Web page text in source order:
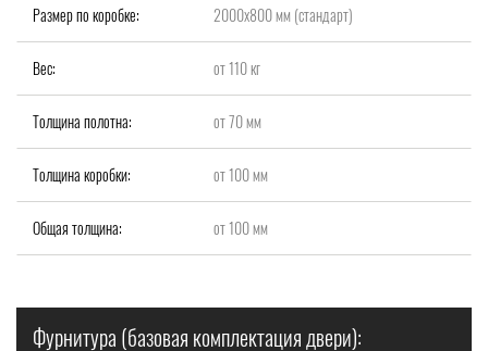
Размер по коробке: 2000x800 мм (стандарт)
Вес: от 110 кг
Толщина полотна: от 70 мм
Толщина коробки: от 100 мм
Общая толщина: от 100 мм
Фурнитура (базовая комплектация двери):